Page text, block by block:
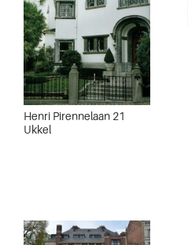
Henri Pirennelaan 21
Ukkel